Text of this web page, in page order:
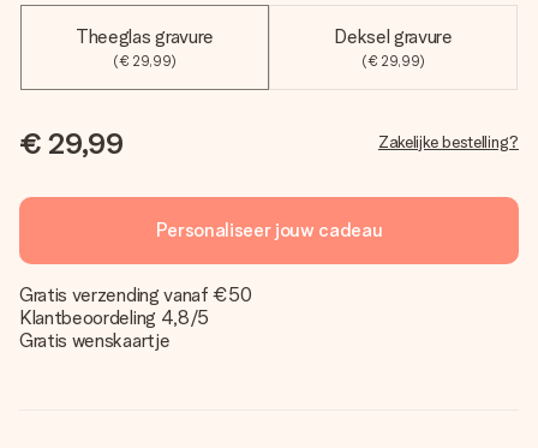
Theeglas gravure
(€ 29,99)
Deksel gravure
(€ 29,99)
€ 29,99 Zakelijke bestelling?
Personaliseer jouw cadeau
Gratis verzending vanaf €50
Klantbeoordeling 4,8/5
Gratis wenskaartje